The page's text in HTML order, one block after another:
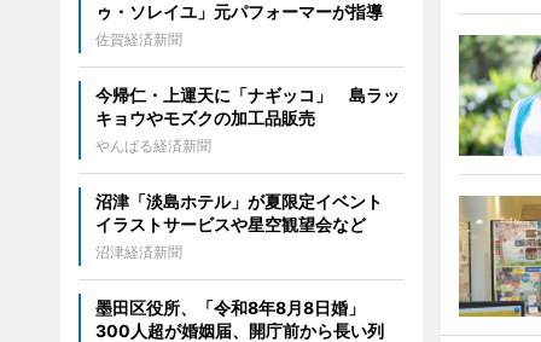
ゥ・ソレイユ」元パフォーマーが指導
佐賀経済新聞
今帰仁・上運天に「ナギッコ」 島ラッ
キョウやモズクの加工品販売
やんばる経済新聞
沼津「淡島ホテル」が夏限定イベント
イラストサービスや星空観望会など
沼津経済新聞
墨田区役所、「令和8年8月8日婚」
300人超が婚姻届、開庁前から長い列